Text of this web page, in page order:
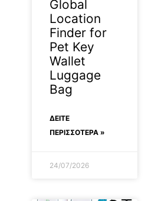
Global
Location
Finder for
Pet Key
Wallet
Luggage
Bag
ΔΕΊΤΕ
ΠΕΡΙΣΣΟΤΕΡΑ »
24/07/2026